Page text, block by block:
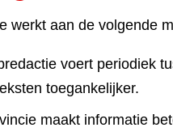
werkt aan de volgende
voert periodiek
toegankelijker.
maakt informatie